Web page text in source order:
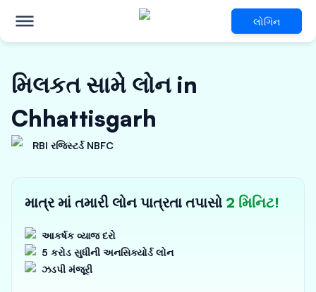
લોગિન
મિલકત સામે લોન in
Chhattisgarh
RBI રજિસ્ટર્ડ NBFC
માત્ર માં તમારી લોન પાત્રતા તપાસો 2 મિનિટ!
આકર્ષક વ્યાજ દરો
5 કરોડ સુધીની અનસિક્યોર્ડ લોન
ઝડપી મંજૂરી